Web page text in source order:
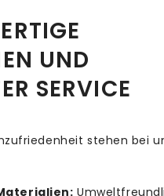
UND
SERVICE
stehen bei